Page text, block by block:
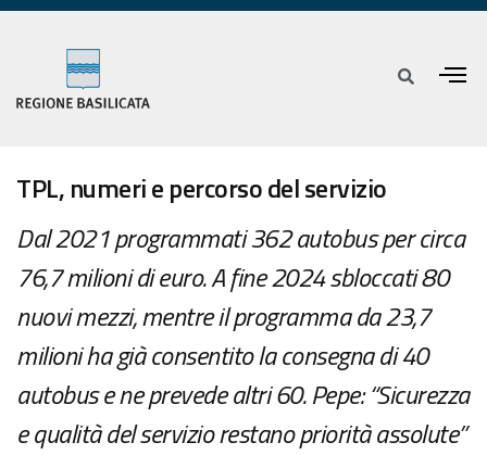
TPL, numeri e percorso del servizio
Dal 2021 programmati 362 autobus per circa
76,7 milioni di euro. A fine 2024 sbloccati 80
nuovi mezzi, mentre il programma da 23,7
milioni ha già consentito la consegna di 40
autobus e ne prevede altri 60. Pepe: “Sicurezza
e qualità del servizio restano priorità assolute”